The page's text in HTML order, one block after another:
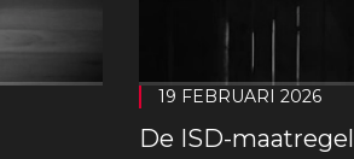
19 FEBRUARI 2026
De ISD-maatregel